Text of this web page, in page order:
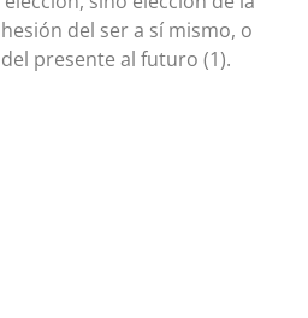
del ser a sí mismo, o
presente al futuro (1).